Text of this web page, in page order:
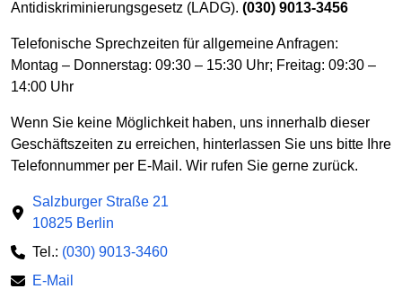
Antidiskriminierungsgesetz (LADG). (030) 9013-3456
Telefonische Sprechzeiten für allgemeine Anfragen:
Montag – Donnerstag: 09:30 – 15:30 Uhr; Freitag: 09:30 –
14:00 Uhr
Wenn Sie keine Möglichkeit haben, uns innerhalb dieser
Geschäftszeiten zu erreichen, hinterlassen Sie uns bitte Ihre
Telefonnummer per E-Mail. Wir rufen Sie gerne zurück.
Salzburger Straße 21
10825 Berlin
Tel.: (030) 9013-3460
E-Mail